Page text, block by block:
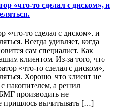
«что-то сделал с диском», и
«что-то сделал с диском», и
Всегда удивляет, когда
сам специалист. Как
клиентом. Из-за того, что
«что-то сделал с диском»,
Хорошо, что клиент не
с накопителем, а решил
производить не
пришлось вычитывать […]